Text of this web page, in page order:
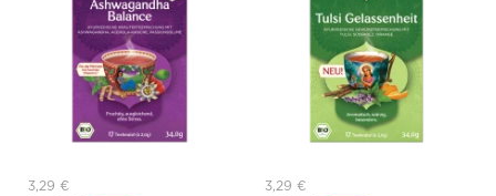
3,29 € 3,29 €